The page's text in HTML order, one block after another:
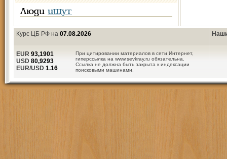
Люди ищут
Курс ЦБ РФ на 07.08.2026
При цитировании материалов в сети Интернет,
гиперссылка на www.sevkray.ru обязательна.
Ссылка не должна быть закрыта к индексации
поисковыми машинами.
EUR 93,1901
USD 80,9293
EUR/USD 1.16